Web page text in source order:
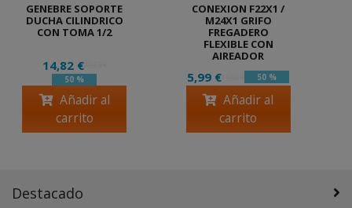
GENEBRE SOPORTE
DUCHA CILINDRICO
CON TOMA 1/2
14,82 €29,63 €
50 %
Añadir al
carrito
CONEXION F22X1 /
M24X1 GRIFO
FREGADERO
FLEXIBLE CON
AIREADOR
5,99 € 50 %
Añadir al
carrito
Destacado